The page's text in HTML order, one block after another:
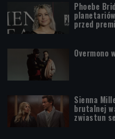
Phoebe
przed
Overmono
Sienna
brutalnej
zwiastun